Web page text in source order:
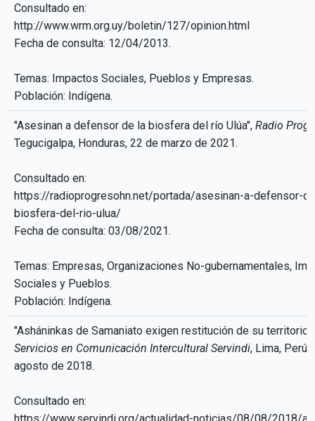
Consultado en:
http://www.wrm.org.uy/boletin/127/opinion.html
Fecha de consulta: 12/04/2013.
Temas: Impactos Sociales, Pueblos y Empresas.
Población: Indígena.
"Asesinan a defensor de la biosfera del río Ulúa", Radio
Tegucigalpa, Honduras, 22 de marzo de 2021.
Consultado en:
https://radioprogresohn.net/portada/asesinan-a-defensor-
biosfera-del-rio-ulua/
Fecha de consulta: 03/08/2021.
Temas: Empresas, Organizaciones No-gubernamentales,
Sociales y Pueblos.
Población: Indígena.
"Asháninkas de Samaniato exigen restitución de su territorio
Servicios en Comunicación Intercultural Servindi, Lima, Perú,
agosto de 2018.
Consultado en: